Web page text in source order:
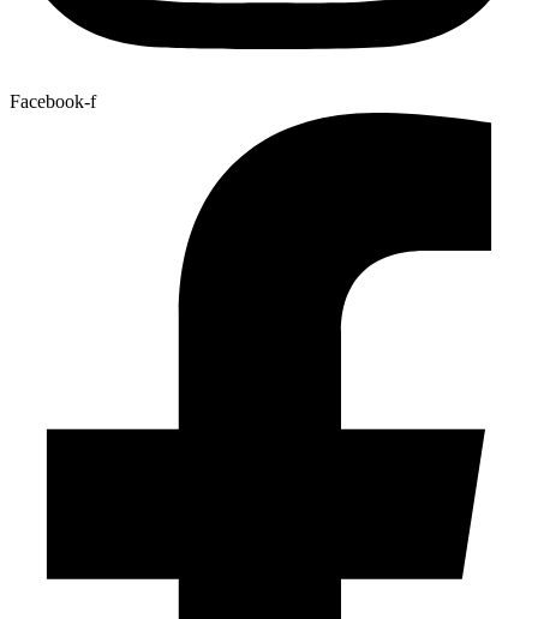
Facebook-f